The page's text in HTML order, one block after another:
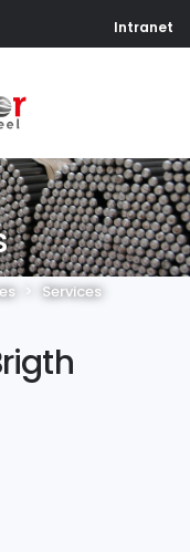
Intranet
Services